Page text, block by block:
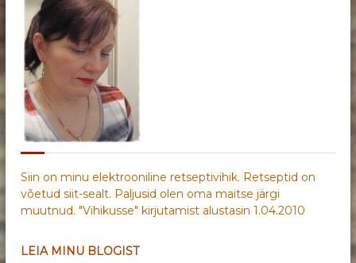
Siin on minu elektrooniline retseptivihik. Retseptid on
võetud siit-sealt. Paljusid olen oma maitse järgi
muutnud. "Vihikusse" kirjutamist alustasin 1.04.2010
LEIA MINU BLOGIST